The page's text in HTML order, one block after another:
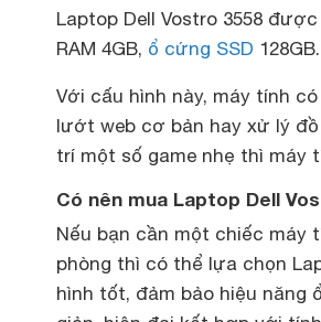
Laptop Dell Vostro 3558
RAM 4GB, ổ cứng SSD 128GB.
Với cấu hình này, máy tính
lướt web cơ bản hay xử lý
trí một số game nhẹ thì máy
Có nên mua Laptop Dell
Nếu bạn cần một chiếc máy
phòng thì có thể lựa chọn
hình tốt, đảm bảo hiệu năng